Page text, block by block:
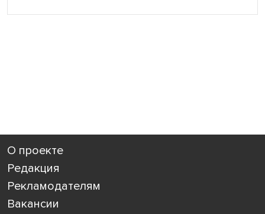
О проекте
Редакция
Рекламодателям
Вакансии